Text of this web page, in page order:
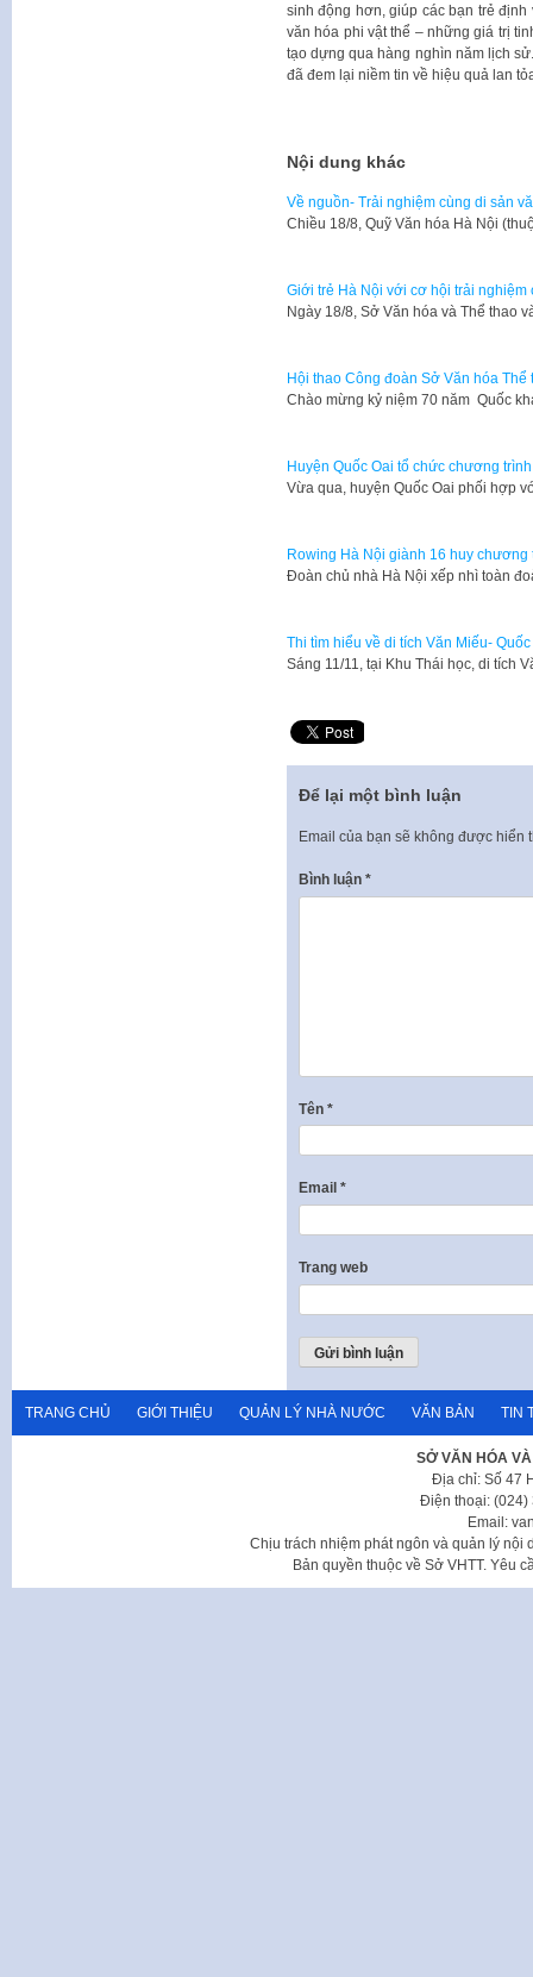
sinh động hơn, giúp các bạn trẻ
văn hóa phi vật thể – những giá trị
tạo dựng qua hàng nghìn năm lịch
đã đem lại niềm tin về hiệu quả lan
Nội dung khác
Về nguồn- Trải nghiệm cùng di sản
Chiều 18/8, Quỹ Văn hóa Hà Nội
Giới trẻ Hà Nội với cơ hội trải nghiệm
Ngày 18/8, Sở Văn hóa và Thể thao
Hội thao Công đoàn Sở Văn hóa
​Chào mừng kỷ niệm 70 năm Quốc
Huyện Quốc Oai tổ chức chương
Vừa qua, huyện Quốc Oai phối hợp
Rowing Hà Nội giành 16 huy
Đoàn chủ nhà Hà Nội xếp nhì toàn
Thi tìm hiểu về di tích Văn Miếu-
​Sáng 11/11, tại Khu Thái học, di tích
Để lại một bình luận
Email của bạn sẽ không được hiển
Bình luận *
Tên *
Email *
Trang web
TRANG CHỦ GIỚI THIỆU QUẢN LÝ NHÀ NƯỚC VĂN BẢN TIN
SỞ VĂN HÓA
Địa chỉ: Số 47
Điện thoại: (024)
Email:
Chịu trách nhiệm phát ngôn và quản lý nội
Bản quyền thuộc về Sở VHTT. Yêu